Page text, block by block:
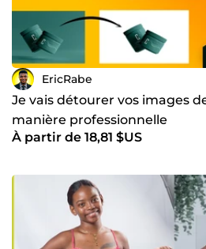
EricRabe
Je vais détourer vos images
manière professionnelle
À partir de 18,81 $US